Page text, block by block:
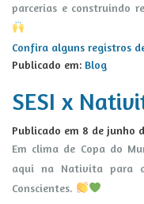
parcerias e construindo
Confira alguns registros
Publicado em: Blog
SESI x
Publicado em 8 de junho
Em clima de Copa do
aqui na Nativita para
Conscientes.